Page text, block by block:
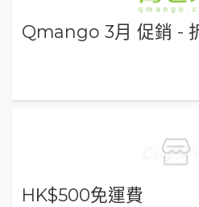
Qmango 3月 促銷 -
HK$500免運費